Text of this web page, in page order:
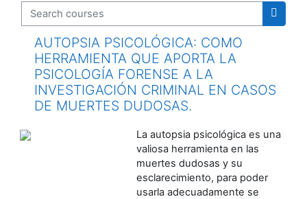
Search courses
AUTOPSIA PSICOLÓGICA: COMO
HERRAMIENTA QUE APORTA LA
PSICOLOGÍA FORENSE A LA
INVESTIGACIÓN CRIMINAL EN CASOS
DE MUERTES DUDOSAS.
La autopsia psicológica es una
valiosa herramienta en las
muertes dudosas y su
esclarecimiento, para poder
usarla adecuadamente se